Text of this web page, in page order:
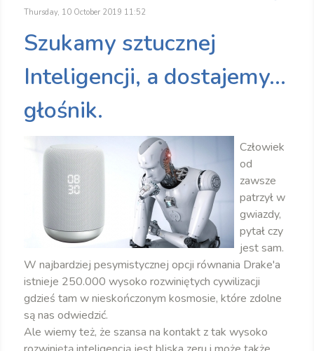
Thursday, 10 October 2019 11:52
Szukamy sztucznej
Inteligencji, a dostajemy...
głośnik.
Człowiek
od
zawsze
patrzył w
gwiazdy,
pytał czy
jest sam.
W najbardziej pesymistycznej opcji równania Drake'a
istnieje 250.000 wysoko rozwiniętych cywilizacji
gdzieś tam w nieskończonym kosmosie, które zdolne
są nas odwiedzić.
Ale wiemy też, że szansa na kontakt z tak wysoko